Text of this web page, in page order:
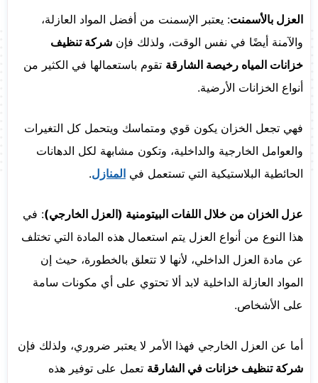
العزل بالأسمنت: يعتبر الإسمنت من أفضل المواد العازلة،
والآمنة أيضًا في نفس الوقت، ولذلك فإن شركة تنظيف
خزانات المياه رخيصة الشارقة تقوم باستعمالها في الكثير من
أنواع الخزانات الأرضية.
فهي تجعل الخزان يكون قوي ومتماسك ويتحمل كل التغيرات
والعوامل الخارجية والداخلية، وتكون مشابهة لكل الدهانات
الحائطية البلاستيكية التي تستعمل في المنازل.
عزل الخزان من خلال اللفات البيتومنية (العزل الخارجي): في
هذا النوع من أنواع العزل يتم استعمال هذه المادة التي تختلف
عن مادة العزل الداخلي، لأنها لا تتعلق بالخطورة، حيث إن
المواد العازلة الداخلية لابد ألا تحتوي على أي مكونات سامة
على الأشخاص.
أما عن العزل الخارجي فهذا الأمر لا يعتبر ضروري، ولذلك فإن
شركة تنظيف خزانات في الشارقة تعمل على توفير هذه